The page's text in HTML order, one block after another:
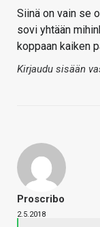
Siinä on vain se
sovi yhtään
koppaan kaiken
Kirjaudu sisään
Proscribo
2.5.2018